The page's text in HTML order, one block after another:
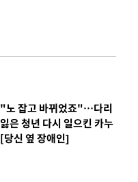
"노 잡고 바뀌었죠"…다리
잃은 청년 다시 일으킨 카누
[당신 옆 장애인]